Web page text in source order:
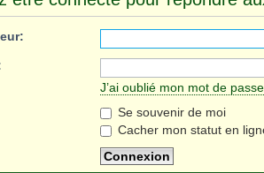
J’ai oublié mon mot de passe
Se souvenir de moi
Cacher mon statut en